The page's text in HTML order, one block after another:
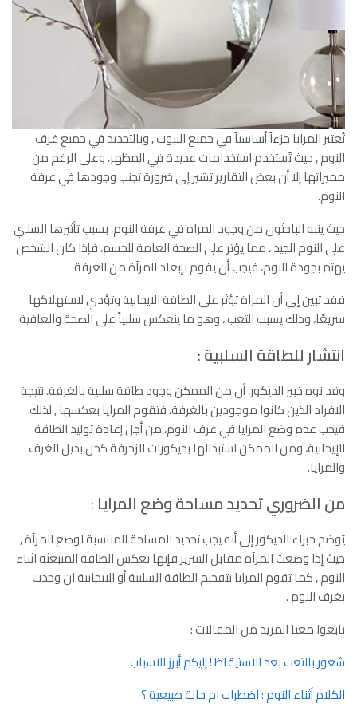
تُعتبر المرايا جزءاً أساسياً في جميع البيوت , وبالتحديد في جميع غرف
النوم , حيث تُستخدم استخدامات عديدة في المظهر، وعلى الرغم من
مميزاتها إلا أن بعض التقارير تشير إلى ضرورة تجنب وجودها في غرفة
النوم.
حيث ينبه الباحثون من وجود المرآه في غرفة النوم، بسبب تأثيرها السلبي
على النوم الجيد ، مما يؤثر على الصحة العامة للجسم، فإذا كان الشخص
يهتم بجودة النوم، فيجب أن يقوم بإبعاد المرآة من الغرفة.
فقد تبين إلى أن المرآة تؤثر على الطاقة الايجابية وتؤدي لاستهلاكها
سريعًا، وذلك يسبب التعب ، وهو ما ينعكس سلبياً على الصحة والعافية.
انتشار للطاقة السلبية:
وقد نوه خبير الديكور، أن من الممكن وجود طاقة سلبية بالغرفة، نتيجة
الافراد الذين كانوا موجودين بالغرفة، فتقوم المرايا بعكسها , لذلك
فيجب عدم وضع المرايا في غرف النوم، من أجل إعادة توليد الطاقة
الإيجابية، ومن الممكن استبدالها بديكورات الزخرفة كحل بديل للغرف
والمرايا.
من الضروري تحديد مساحة وضع المرايا:
يُوضح خبراء الديكور إلى أنه يجب تحديد المساحة المناسبة لوضع المرآة ,
حيث إذا وضعت المرآة مقابل السرير فإنها تعكس الطاقة المنبعثة اثناء
النوم , كما تقوم المرايا بتفخيم الطاقة السلبية أو الايجابية ان وجدت
بغرف النوم .
تابعوا معنا المزيد من المقالات :
شعور بالتعب بعد الاستيقاظ ! إليكم أبرز الاسباب
الكلام أثناء النوم : اضطراب ام حالة طبيعية ؟